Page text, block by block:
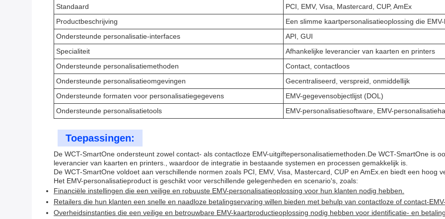
Standaard
PCI, EMV, Visa, Mastercard, CUP, AmEx
Productbeschrijving
Een slimme kaartpersonalisatieoplossing die
Ondersteunde personalisatie-interfaces
API, GUI
Specialiteit
Afhankelijke leverancier van kaarten en printers
Ondersteunde personalisatiemethoden
Contact, contactloos
Ondersteunde personalisatieomgevingen
Gecentraliseerd, verspreid, onmiddellijk
Ondersteunde formaten voor personalisatiegegevens
EMV-gegevensobjectlijst (DOL)
Ondersteunde personalisatietools
EMV-personalisatiesoftware, EMV-
Toepassingen:
De WCT-SmartOne ondersteunt zowel contact- als contactloze EMV-uitgiftepersonalisatiemethoden.De WCT-SmartOne is
leverancier van kaarten en printers., waardoor de integratie in bestaande systemen en processen gemakkelijk is.
De WCT-SmartOne voldoet aan verschillende normen zoals PCI, EMV, Visa, Mastercard, CUP en AmEx.en biedt een hoog
Het EMV-personalisatieproduct is geschikt voor verschillende gelegenheden en scenario's, zoals:
Financiële instellingen die een veilige en robuuste EMV-personalisatieoplossing voor hun klanten nodig hebben.
Retailers die hun klanten een snelle en naadloze betalingservaring willen bieden met behulp van contactloze of contact-
Overheidsinstanties die een veilige en betrouwbare EMV-kaartproductieoplossing nodig hebben voor identificatie- en